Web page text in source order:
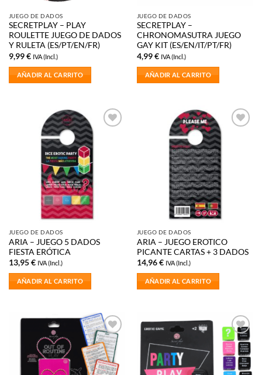
JUEGO DE DADOS
SECRETPLAY – PLAY
ROULETTE JUEGO DE DADOS
Y RULETA (ES/PT/EN/FR)
9,99€ IVA (Incl.)
AÑADIR AL CARRITO
JUEGO DE DADOS
SECRETPLAY –
CHRONOMASUTRA JUEGO
GAY KIT (ES/EN/IT/PT/FR)
4,99€ IVA (Incl.)
AÑADIR AL CARRITO
JUEGO DE DADOS
ARIA – JUEGO 5 DADOS
FIESTA ERÓTICA
13,95€ IVA (Incl.)
AÑADIR AL CARRITO
JUEGO DE DADOS
ARIA – JUEGO EROTICO
PICANTE CARTAS + 3 DADOS
14,96€ IVA (Incl.)
AÑADIR AL CARRITO
Añadir
a la
lista de
deseos
Añadir
a la
lista de
deseos